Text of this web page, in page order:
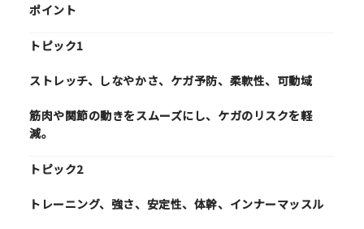
ポイント
トピック1
ストレッチ、しなやかさ、ケガ予防、柔軟性、可動域
筋肉や関節の動きをスムーズにし、ケガのリスクを軽
減。
トピック2
トレーニング、強さ、安定性、体幹、インナーマッスル